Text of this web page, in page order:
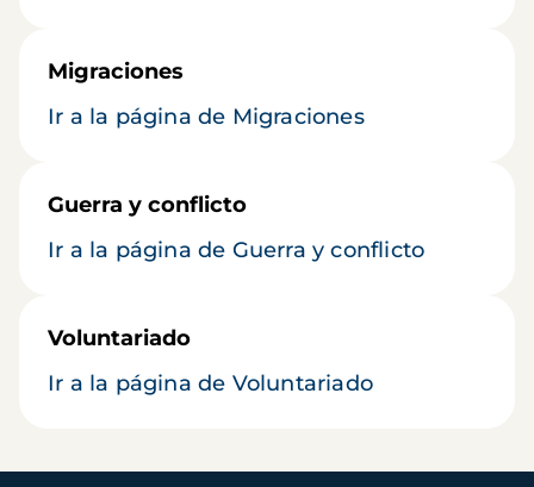
Migraciones
Ir a la página de Migraciones
Guerra y conflicto
Ir a la página de Guerra y conflicto
Voluntariado
Ir a la página de Voluntariado